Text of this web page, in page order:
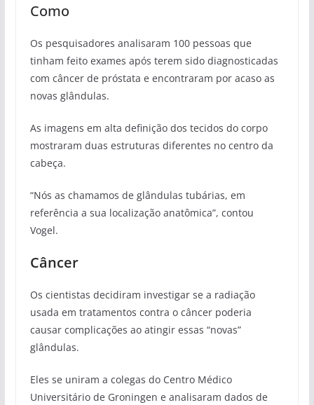
Como
Os pesquisadores analisaram 100 pessoas que
tinham feito exames após terem sido diagnosticadas
com câncer de próstata e encontraram por acaso as
novas glândulas.
As imagens em alta definição dos tecidos do corpo
mostraram duas estruturas diferentes no centro da
cabeça.
“Nós as chamamos de glândulas tubárias, em
referência a sua localização anatômica”, contou
Vogel.
Câncer
Os cientistas decidiram investigar se a radiação
usada em tratamentos contra o câncer poderia
causar complicações ao atingir essas “novas”
glândulas.
Eles se uniram a colegas do Centro Médico
Universitário de Groningen e analisaram dados de